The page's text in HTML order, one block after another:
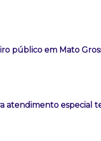
público em Mato
atendimento especial